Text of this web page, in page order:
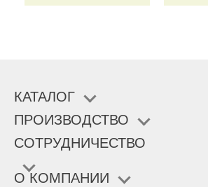
КАТАЛОГ
ПРОИЗВОДСТВО
СОТРУДНИЧЕСТВО
О КОМПАНИИ